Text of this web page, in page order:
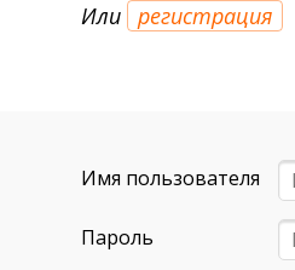
Или регистрация
Имя пользователя
Пароль